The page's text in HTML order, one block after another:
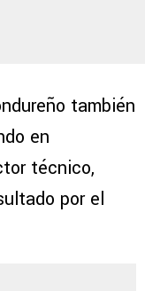
también
en
técnico,
por el